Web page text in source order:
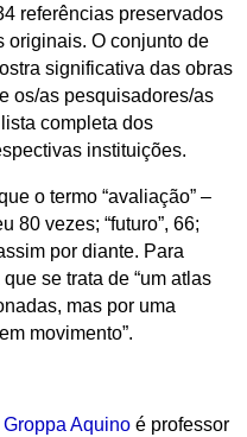
referências preservados
originais. O conjunto de
significativa das obras
os/as pesquisadores/as
completa dos
instituições.
o termo “avaliação” –
80 vezes; “futuro”, 66;
por diante. Para
se trata de “um atlas
mas por uma
movimento”.
Aquinoé professor